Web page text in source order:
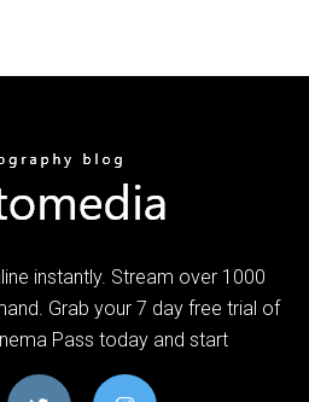
instantly. Stream over 1000
Grab your 7 day free trial of
Pass today and start